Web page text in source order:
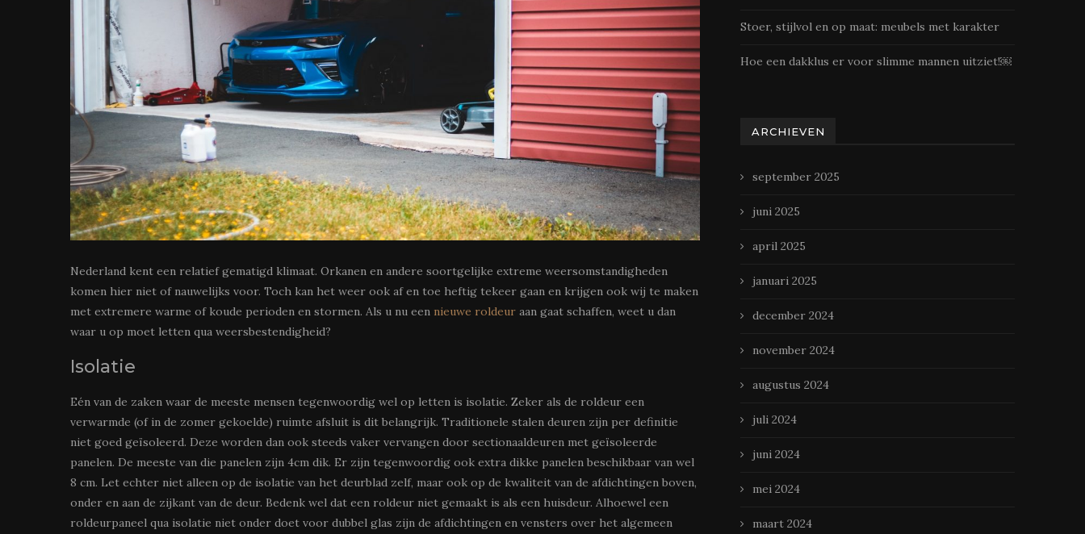
Nederland kent een relatief gematigd klimaat. Orkanen en andere soortgelijke extreme weersomstandigheden
komen hier niet of nauwelijks voor. Toch kan het weer ook af en toe heftig tekeer gaan en krijgen ook wij te maken
met extremere warme of koude perioden en stormen. Als u nu een nieuwe roldeur aan gaat schaffen, weet u dan
waar u op moet letten qua weersbestendigheid?
Isolatie
Eén van de zaken waar de meeste mensen tegenwoordig wel op letten is isolatie. Zeker als de roldeur een
verwarmde (of in de zomer gekoelde) ruimte afsluit is dit belangrijk. Traditionele stalen deuren zijn per definitie
niet goed geïsoleerd. Deze worden dan ook steeds vaker vervangen door sectionaaldeuren met geïsoleerde
panelen. De meeste van die panelen zijn 4cm dik. Er zijn tegenwoordig ook extra dikke panelen beschikbaar van wel
8 cm. Let echter niet alleen op de isolatie van het deurblad zelf, maar ook op de kwaliteit van de afdichtingen boven,
onder en aan de zijkant van de deur. Bedenk wel dat een roldeur niet gemaakt is als een huisdeur. Alhoewel een
roldeurpaneel qua isolatie niet onder doet voor dubbel glas zijn de afdichtingen en vensters over het algemeen
Stoer, stijlvol en op maat: meubels met karakter
Hoe een dakklus er voor slimme mannen uitziet!￼
ARCHIEVEN
september 2025
juni 2025
april 2025
januari 2025
december 2024
november 2024
augustus 2024
juli 2024
juni 2024
mei 2024
maart 2024